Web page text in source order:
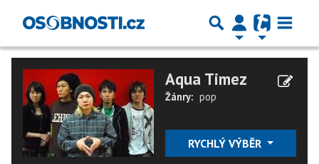
Aqua Timez
Žánry: pop
RYCHLÝ VÝBĚR